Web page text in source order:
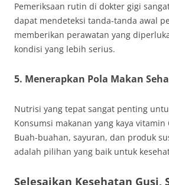
Pemeriksaan rutin di dokter gigi
dapat mendeteksi tanda-tanda awal
memberikan perawatan yang
kondisi yang lebih serius.
5. Menerapkan Pola Makan
Nutrisi yang tepat sangat penting
Konsumsi makanan yang kaya vitamin
Buah-buahan, sayuran, dan produk
adalah pilihan yang baik untuk
Selesaikan Kesehatan Gusi,